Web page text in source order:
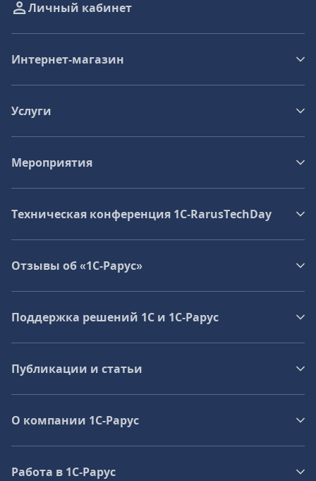
Личный кабинет
Интернет-магазин
Услуги
Мероприятия
Техническая конференция 1C‑RarusTechDay
Отзывы об «1С-Рарус»
Поддержка решений 1С и 1С‑Рарус
Публикации и статьи
О компании 1C-Рарус
Работа в 1С‑Рарус